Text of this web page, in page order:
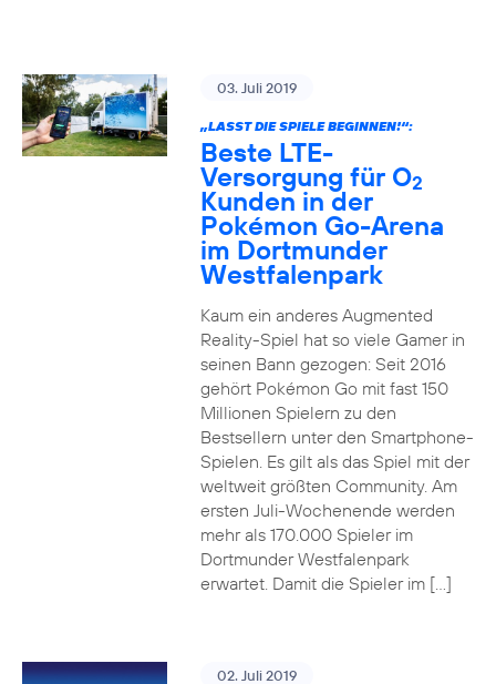
03. Juli 2019
„LASST DIE SPIELE BEGINNEN!“:
Beste LTE-
Versorgung für O2
Kunden in der
Pokémon Go-Arena
im Dortmunder
Westfalenpark
Kaum ein anderes Augmented
Reality-Spiel hat so viele Gamer in
seinen Bann gezogen: Seit 2016
gehört Pokémon Go mit fast 150
Millionen Spielern zu den
Bestsellern unter den Smartphone-
Spielen. Es gilt als das Spiel mit der
weltweit größten Community. Am
ersten Juli-Wochenende werden
mehr als 170.000 Spieler im
Dortmunder Westfalenpark
erwartet. Damit die Spieler im […]
02. Juli 2019